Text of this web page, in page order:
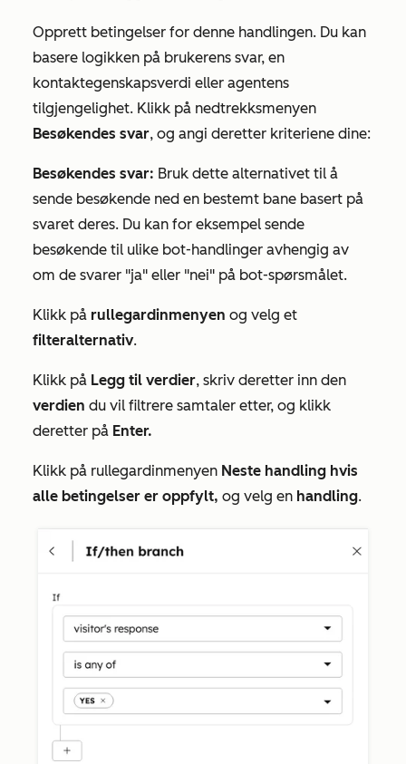
Opprett betingelser for denne handlingen. Du kan
basere logikken på brukerens svar, en
kontaktegenskapsverdi eller agentens
tilgjengelighet. Klikk på nedtrekksmenyen
Besøkendes svar, og angi deretter kriteriene dine:
Besøkendes svar: Bruk dette alternativet til å
sende besøkende ned en bestemt bane basert på
svaret deres. Du kan for eksempel sende
besøkende til ulike bot-handlinger avhengig av
om de svarer "ja" eller "nei" på bot-spørsmålet.
Klikk på rullegardinmenyen og velg et
filteralternativ.
Klikk på Legg til verdier, skriv deretter inn den
verdien du vil filtrere samtaler etter, og klikk
deretter på Enter.
Klikk på rullegardinmenyen Neste handling hvis
alle betingelser er oppfylt, og velg en handling.